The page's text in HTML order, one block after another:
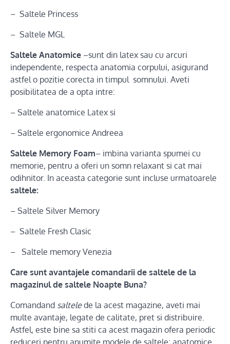
– Saltele Princess
– Saltele MGL
Saltele Anatomice –sunt din latex sau cu arcuri
independente, respecta anatomia corpului, asigurand
astfel o pozitie corecta in timpul somnului. Aveti
posibilitatea de a opta intre:
– Saltele anatomice Latex si
– Saltele ergonomice Andreea
Saltele Memory Foam– imbina varianta spumei cu
memorie, pentru a oferi un somn relaxant si cat mai
odihnitor. In aceasta categorie sunt incluse urmatoarele
saltele:
– Saltele Silver Memory
– Saltele Fresh Clasic
– Saltele memory Venezia
Care sunt avantajele comandarii de saltele de la
magazinul de saltele Noapte Buna?
Comandand saltelede la acest magazine, aveti mai
multe avantaje, legate de calitate, pret si distribuire.
Astfel, este bine sa stiti ca acest magazin ofera periodic
reduceri pentru anumite modele de saltele: anatomice,